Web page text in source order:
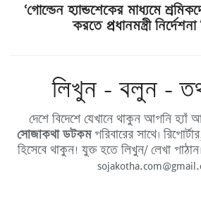
‘গোল্ডেন হ্যান্ডশেকের মাধ্যমে
করতে প্রধানমন্ত্রী
লিখুন - বলুন -
দেশে বিদেশে যেখানে থাকুন আপনি হ্যাঁ
সোজাকথা ডটকমপরিবারের সাথে।
হিসেবে থাকুন! যুক্ত হতে লিখুন/ লেখা পাঠান।